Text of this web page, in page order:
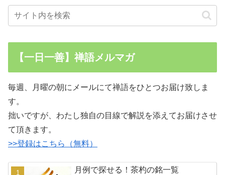
【一日一善】禅語メルマガ
毎週、月曜の朝にメールにて禅語をひとつお届け致しま
す。
拙いですが、わたし独自の目線で解説を添えてお届けさせ
て頂きます。
>>登録はこちら（無料）
月例で探せる！茶杓の銘一覧